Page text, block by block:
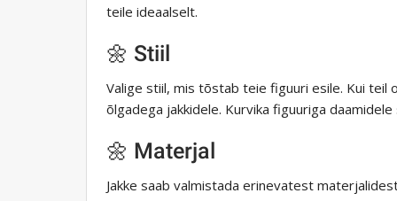
teile ideaalselt.
🌼 Stiil
Valige stiil, mis tõstab teie figuuri esile. Kui teil
õlgadega jakkidele. Kurvika figuuriga
🌼 Materjal
Jakke saab valmistada erinevatest